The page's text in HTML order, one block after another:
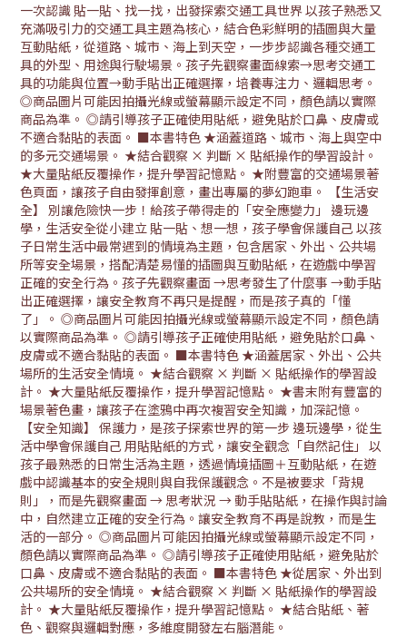
一次認識 貼一貼、找一找，出發探索交通工具世界 以孩子熟悉又
充滿吸引力的交通工具主題為核心，結合色彩鮮明的插圖與大量
互動貼紙，從道路、城市、海上到天空，一步步認識各種交通工
具的外型、用途與行駛場景。孩子先觀察畫面線索→思考交通工
具的功能與位置→動手貼出正確選擇，培養專注力、邏輯思考。
◎商品圖片可能因拍攝光線或螢幕顯示設定不同，顏色請以實際
商品為準。 ◎請引導孩子正確使用貼紙，避免貼於口鼻、皮膚或
不適合黏貼的表面。 ■本書特色 ★涵蓋道路、城市、海上與空中
的多元交通場景。 ★結合觀察 × 判斷 × 貼紙操作的學習設計。
★大量貼紙反覆操作，提升學習記憶點。 ★附豐富的交通場景著
色頁面，讓孩子自由發揮創意，畫出專屬的夢幻跑車。 【生活安
全】 別讓危險快一步！給孩子帶得走的「安全應變力」 邊玩邊
學，生活安全從小建立 貼一貼、想一想，孩子學會保護自己 以孩
子日常生活中最常遇到的情境為主題，包含居家、外出、公共場
所等安全場景，搭配清楚易懂的插圖與互動貼紙，在遊戲中學習
正確的安全行為。孩子先觀察畫面 →思考發生了什麼事 →動手貼
出正確選擇，讓安全教育不再只是提醒，而是孩子真的「懂
了」。 ◎商品圖片可能因拍攝光線或螢幕顯示設定不同，顏色請
以實際商品為準。 ◎請引導孩子正確使用貼紙，避免貼於口鼻、
皮膚或不適合黏貼的表面。 ■本書特色 ★涵蓋居家、外出、公共
場所的生活安全情境。 ★結合觀察 × 判斷 × 貼紙操作的學習設
計。 ★大量貼紙反覆操作，提升學習記憶點。 ★書末附有豐富的
場景著色畫，讓孩子在塗鴉中再次複習安全知識，加深記憶。
【安全知識】 保護力，是孩子探索世界的第一步 邊玩邊學，從生
活中學會保護自己 用貼貼紙的方式，讓安全觀念「自然記住」 以
孩子最熟悉的日常生活為主題，透過情境插圖＋互動貼紙，在遊
戲中認識基本的安全規則與自我保護觀念。不是被要求「背規
則」，而是先觀察畫面 → 思考狀況 → 動手貼貼紙，在操作與討論
中，自然建立正確的安全行為。讓安全教育不再是說教，而是生
活的一部分。 ◎商品圖片可能因拍攝光線或螢幕顯示設定不同，
顏色請以實際商品為準。 ◎請引導孩子正確使用貼紙，避免貼於
口鼻、皮膚或不適合黏貼的表面。 ■本書特色 ★從居家、外出到
公共場所的安全情境。 ★結合觀察 × 判斷 × 貼紙操作的學習設
計。 ★大量貼紙反覆操作，提升學習記憶點。 ★結合貼紙、著
色、觀察與邏輯對應，多維度開發左右腦潛能。